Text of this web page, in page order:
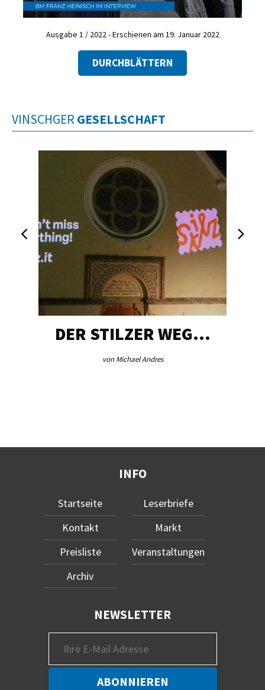
Ausgabe 1 / 2022 - Erschienen am 19. Januar 2022
DURCHBLÄTTERN
VINSCHGER GESELLSCHAFT
DER STILZER WEG…
von Michael Andres
INFO
Startseite
Kontakt
Preisliste
Archiv
Leserbriefe
Markt
Veranstaltungen
NEWSLETTER